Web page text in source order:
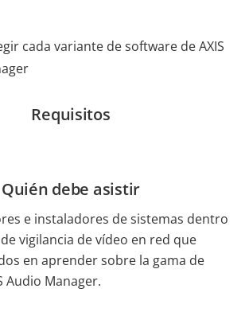
cada variante de software de AXIS
Requisitos
Quién debe asistir
e instaladores de sistemas dentro
vigilancia de vídeo en red que
en aprender sobre la gama de
Audio Manager.